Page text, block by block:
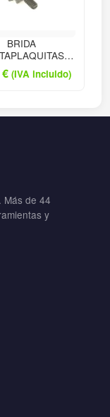
BRIDA
€ (IVA incluido)
de 44
y